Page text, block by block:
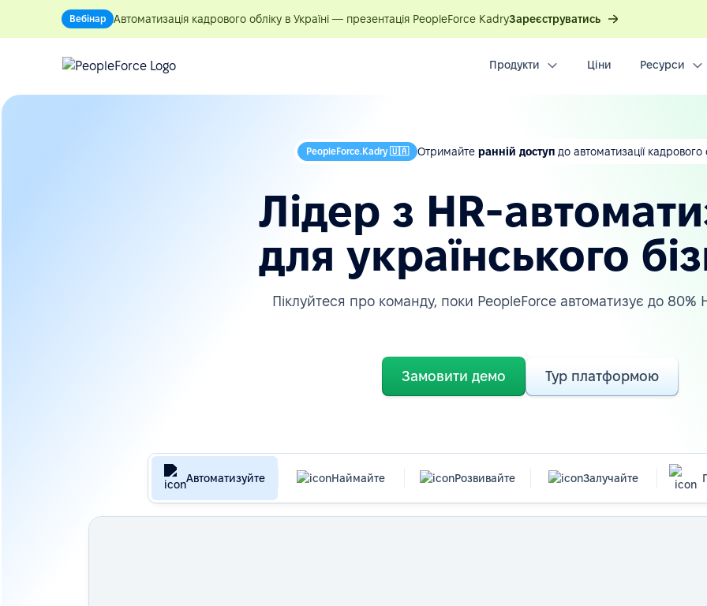
Вебінар Автоматизація кадрового обліку в Україні — презентація PeopleForce KadryЗареєструватись
Продукти Ціни Ресурси
PeopleForce.Kadry 🇺🇦 Отримайте ранній доступ до автоматизації кадрового
Лідер з HR-
для українського
Піклуйтеся про команду, поки PeopleForce автоматизує до 80%
Замовити демо Тур платформою
Автоматизуйте Наймайте Розвивайте Залучайте